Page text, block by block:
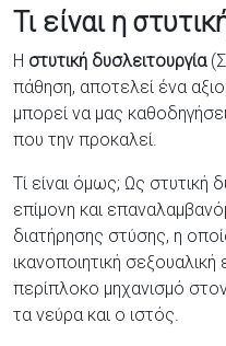
Τι είναι η
Η στυτική δυσλειτουργία
πάθηση, αποτελεί ένα
μπορεί να μας
που την προκαλεί.
Τί είναι όμως; Ως στυτική
επίμονη και
διατήρησης στύσης, η
ικανοποιητική
περίπλοκο μηχανισμό
τα νεύρα και ο ιστός.